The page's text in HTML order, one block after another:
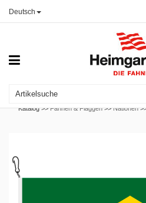
Deutsch
Katalog >>Fahnen & Flaggen >>Nationen